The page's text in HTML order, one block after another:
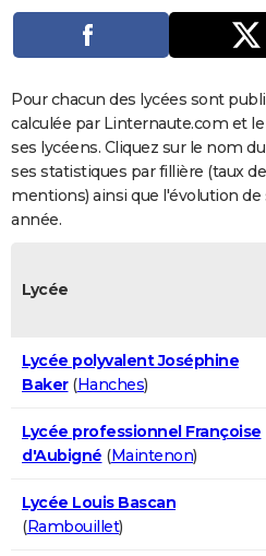
Dictionnaire
Biographies
Expressions
Proverbes
PROGRAMME TV
COPAINS D'AVANT
S'inscrire
Se connecter
Lycées
Collèges
Primaires
Universités
Entreprises
Service militaire
Avis de recherche
AVIS DE DÉCÈS
FORUM
Bricolage
Lifestyle
Culture
Sport
Auto
Television
Voyage
Cinema
Pour chacun des lycées sont
calculée par Linternaute.com et
ses lycéens. Cliquez sur le nom
ses statistiques par fillière (taux
mentions) ainsi que l'évolution
année.
Lycée
Lycée polyvalent Joséphine
Baker(Hanches)
Lycée professionnel Françoise
d'Aubigné (Maintenon)
Lycée Louis Bascan
(Rambouillet)